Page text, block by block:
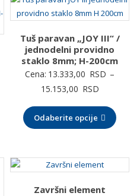
13.608,00
RSD
RSD
Tuš paravan „JOY III“ /
jednodelni providno
staklo 8mm; H-200cm
Cena: 13.333,00 RSD –
15.153,00 RSD
od
13.333,00
15.153,00
Odaberite opcije
Završni element